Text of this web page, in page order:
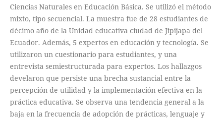
Ciencias Naturales en Educación Básica. Se utilizó el método
mixto, tipo secuencial. La muestra fue de 28 estudiantes de
décimo año de la Unidad educativa ciudad de Jipijapa del
Ecuador. Además, 5 expertos en educación y tecnología. Se
utilizaron un cuestionario para estudiantes, y una
entrevista semiestructurada para expertos. Los hallazgos
develaron que persiste una brecha sustancial entre la
percepción de utilidad y la implementación efectiva en la
práctica educativa. Se observa una tendencia general a la
baja en la frecuencia de adopción de prácticas, lenguaje y